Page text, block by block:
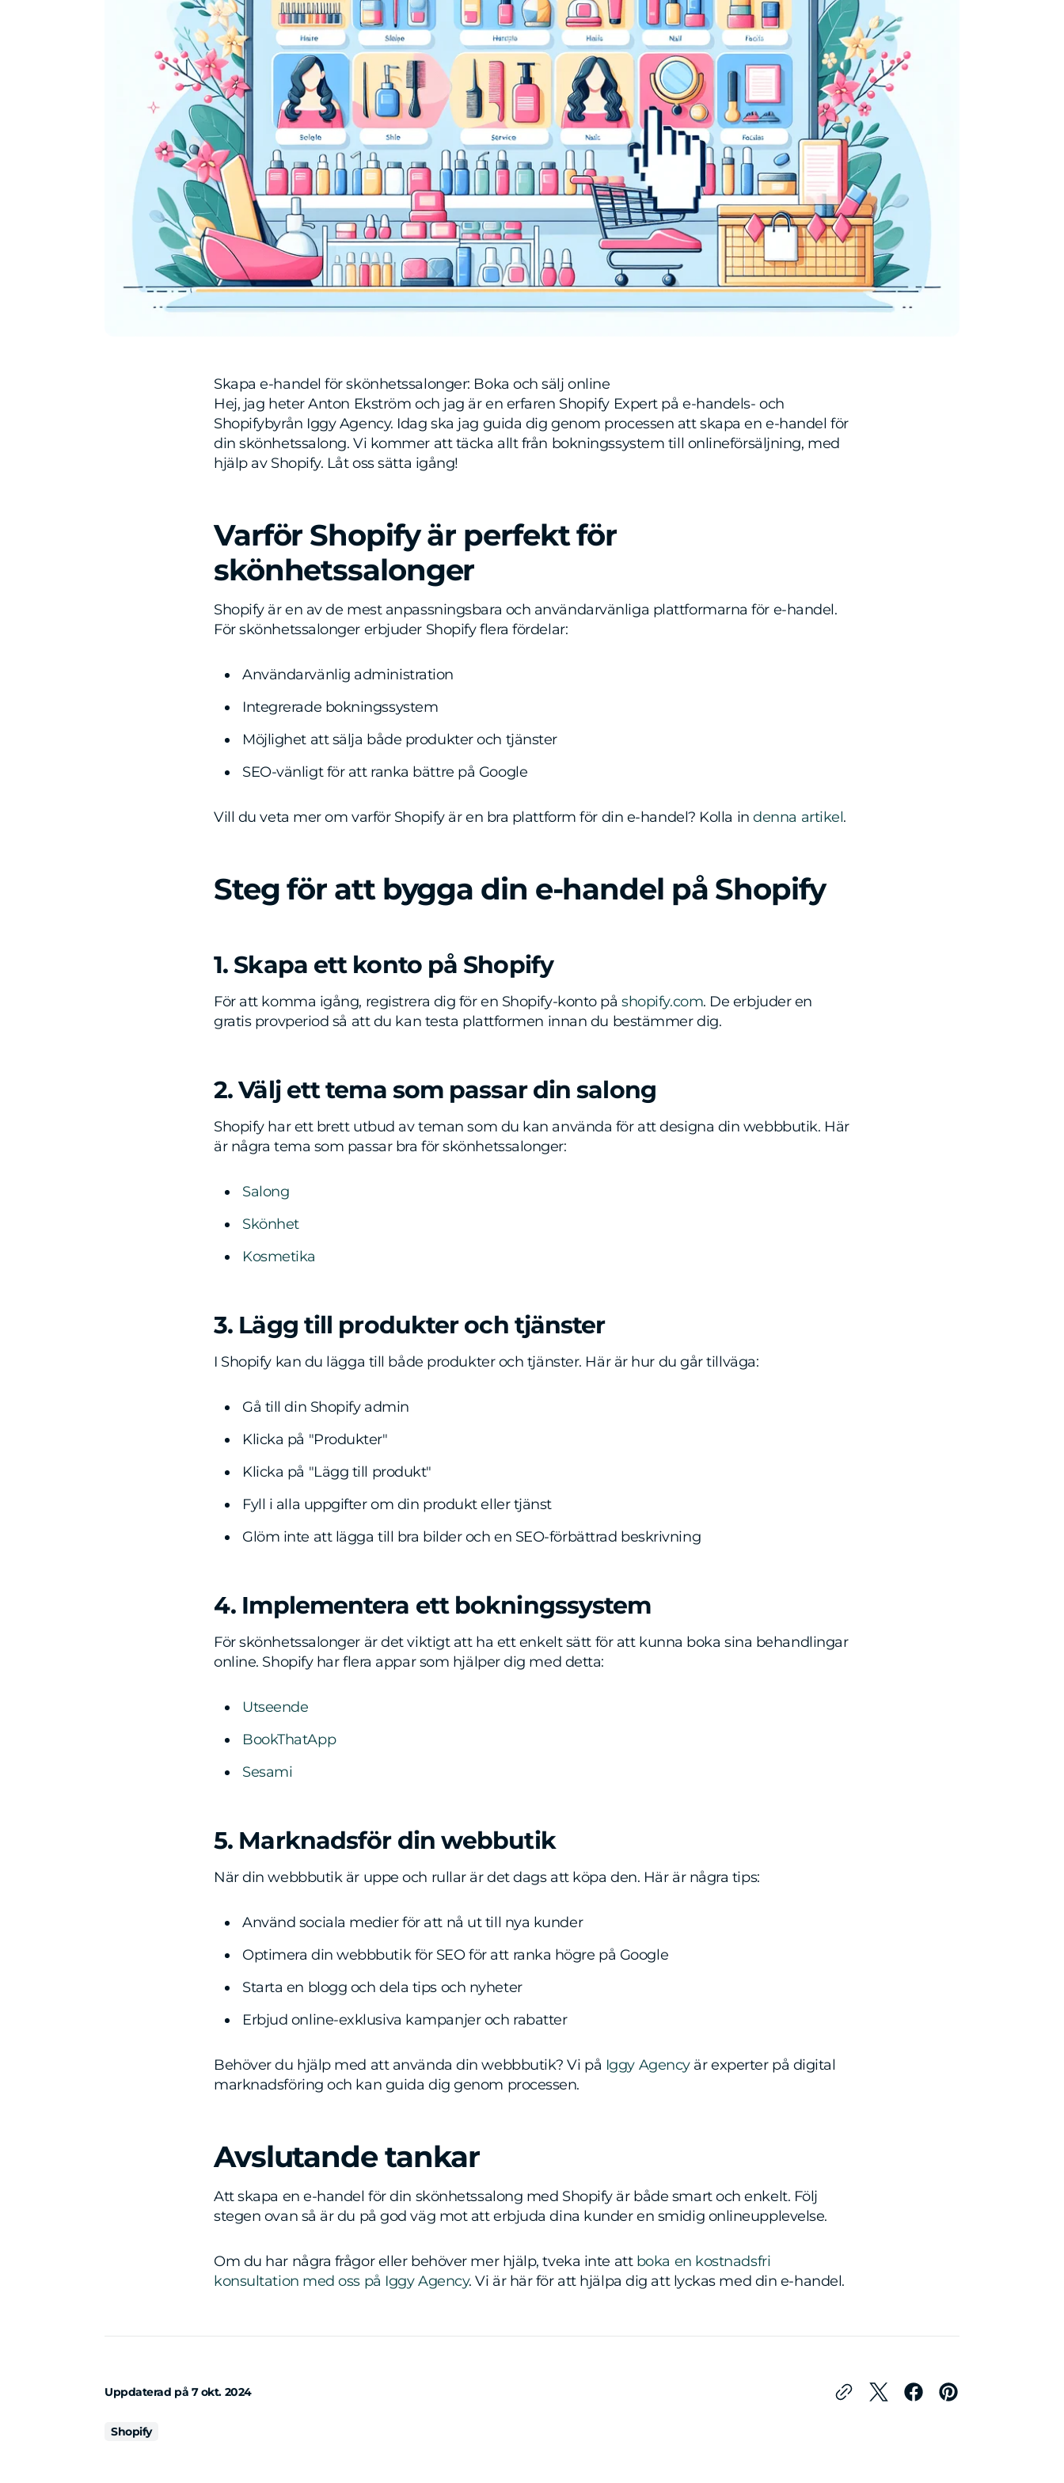
Amazon för Shopify
Butiksägare.
Skapa e-handel för skönhetssalonger: Boka och sälj online
Hej, jag heter Anton Ekström och jag är en erfaren Shopify Expert på e-handels- och
Shopifybyrån Iggy Agency. Idag ska jag guida dig genom processen att skapa en e-handel för
din skönhetssalong. Vi kommer att täcka allt från bokningssystem till onlineförsäljning, med
hjälp av Shopify. Låt oss sätta igång!
Varför Shopify är perfekt för
skönhetssalonger
Shopify är en av de mest anpassningsbara och användarvänliga plattformarna för e-handel.
För skönhetssalonger erbjuder Shopify flera fördelar:
Användarvänlig administration
Integrerade bokningssystem
Möjlighet att sälja både produkter och tjänster
SEO-vänligt för att ranka bättre på Google
Vill du veta mer om varför Shopify är en bra plattform för din e-handel? Kolla indenna artikel.
Steg för att bygga din e-handel på Shopify
1. Skapa ett konto på Shopify
För att komma igång, registrera dig för en Shopify-konto påshopify.com. De erbjuder en
gratis provperiod så att du kan testa plattformen innan du bestämmer dig.
2. Välj ett tema som passar din salong
Shopify har ett brett utbud av teman som du kan använda för att designa din webbbutik. Här
är några tema som passar bra för skönhetssalonger:
Salong
Skönhet
Kosmetika
3. Lägg till produkter och tjänster
I Shopify kan du lägga till både produkter och tjänster. Här är hur du går tillväga:
Gå till din Shopify admin
Klicka på "Produkter"
Klicka på "Lägg till produkt"
Fyll i alla uppgifter om din produkt eller tjänst
Glöm inte att lägga till bra bilder och en SEO-förbättrad beskrivning
4. Implementera ett bokningssystem
För skönhetssalonger är det viktigt att ha ett enkelt sätt för att kunna boka sina behandlingar
online. Shopify har flera appar som hjälper dig med detta:
Utseende
BookThatApp
Sesami
5. Marknadsför din webbutik
När din webbbutik är uppe och rullar är det dags att köpa den. Här är några tips:
Använd sociala medier för att nå ut till nya kunder
Optimera din webbbutik för SEO för att ranka högre på Google
Starta en blogg och dela tips och nyheter
Erbjud online-exklusiva kampanjer och rabatter
Behöver du hjälp med att använda din webbbutik? Vi på Iggy Agencyär experter på digital
marknadsföring och kan guida dig genom processen.
Avslutande tankar
Att skapa en e-handel för din skönhetssalong med Shopify är både smart och enkelt. Följ
stegen ovan så är du på god väg mot att erbjuda dina kunder en smidig onlineupplevelse.
Om du har några frågor eller behöver mer hjälp, tveka inte att boka en kostnadsfri
konsultation med oss på Iggy Agency. Vi är här för att hjälpa dig att lyckas med din e-handel.
Uppdaterad på 7 okt. 2024
Shopify